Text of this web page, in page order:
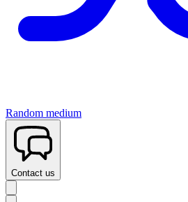
Random medium
Contact us